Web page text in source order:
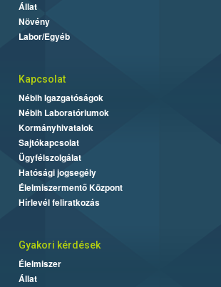
Állat
Növény
Labor/Egyéb
Kapcsolat
Nébih Igazgatóságok
Nébih Laboratóriumok
Kormányhivatalok
Sajtókapcsolat
Ügyfélszolgálat
Hatósági jogsegély
Élelmiszermentő Központ
Hírlevél feliratkozás
Gyakori kérdések
Élelmiszer
Állat